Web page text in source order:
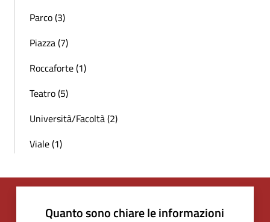
Parco (3)
Piazza (7)
Roccaforte (1)
Teatro (5)
Università/Facoltà (2)
Viale (1)
Quanto sono chiare le informazioni